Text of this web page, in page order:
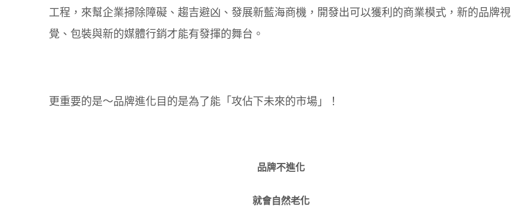
工程，來幫企業掃除障礙、趨吉避凶、發展新藍海商機，開發出可以獲利的商業模式，新的品牌視
覺、包裝與新的媒體行銷才能有發揮的舞台。
更重要的是～品牌進化目的是為了能「攻佔下未來的市場」！
品牌不進化
就會自然老化